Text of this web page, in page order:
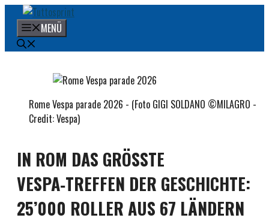
Inhalt
springen
MENÜ
IN ROM DAS GRÖSSTE
VESPA‑TREFFEN DER GESCHICHTE:
25’000 ROLLER AUS 67 LÄNDERN
Rome Vespa parade 2026 - (Foto GIGI SOLDANO ©MILAGRO -
Credit: Vespa)